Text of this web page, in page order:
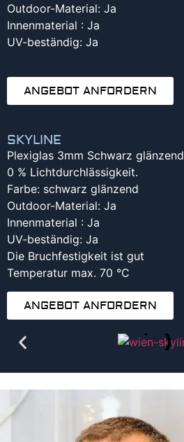
Outdoor-Material: Ja
Innenmaterial : Ja
UV-beständig: Ja
ANGEBOT ANFORDERN
SKYLINE
Plexiglas 3mm Schwarz glänzend
0 % Lichtdurchlässigkeit.
Farbe: schwarz glänzend
Outdoor-Material: Ja
Innenmaterial : Ja
UV-beständig: Ja
Die Bruchfestigkeit ist gut
Temperatur max. 70 °C
ANGEBOT ANFORDERN